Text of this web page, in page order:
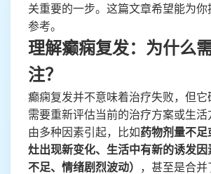
关重要的一步。这篇文章希望能为你
参考。
理解癫痫复发：为什么
注？
癫痫复发并不意味着治疗失败，但它
需要重新评估当前的治疗方案或生
由多种因素引起，比如药物剂量不
灶出现新变化、生活中有新的诱发
不足、情绪剧烈波动）
，甚至是合并